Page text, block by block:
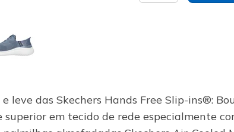
das Skechers Hands Free Slip-ins®:
em tecido de rede especialmente